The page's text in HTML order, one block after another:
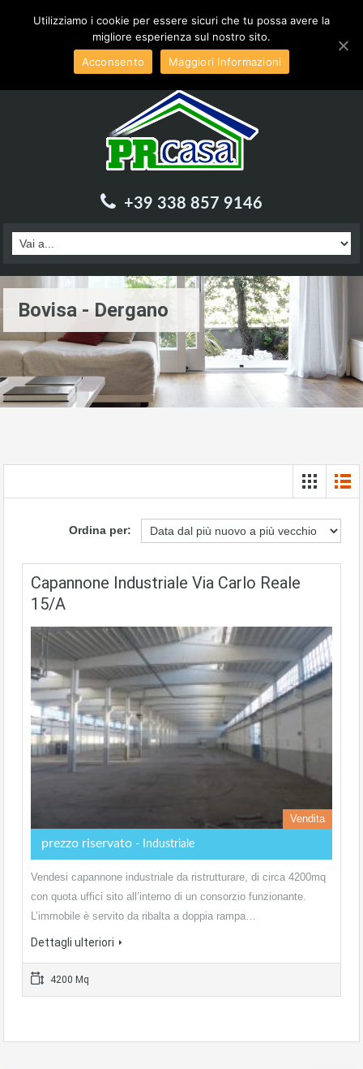
Inviaci una email a : info@prcasa.it
+39 338 857 9146
Bovisa - Dergano
Ordina per:
Capannone Industriale Via Carlo Reale
15/A
Vendita
prezzo riservato - Industriale
Vendesi capannone industriale da ristrutturare, di circa 4200mq
con quota uffici sito all’interno di un consorzio funzionante.
L’immobile è servito da ribalta a doppia rampa…
Dettagli ulteriori
4200 Mq
Utilizziamo i cookie per essere sicuri che tu possa avere la
migliore esperienza sul nostro sito.
Acconsento
Maggiori Informazioni